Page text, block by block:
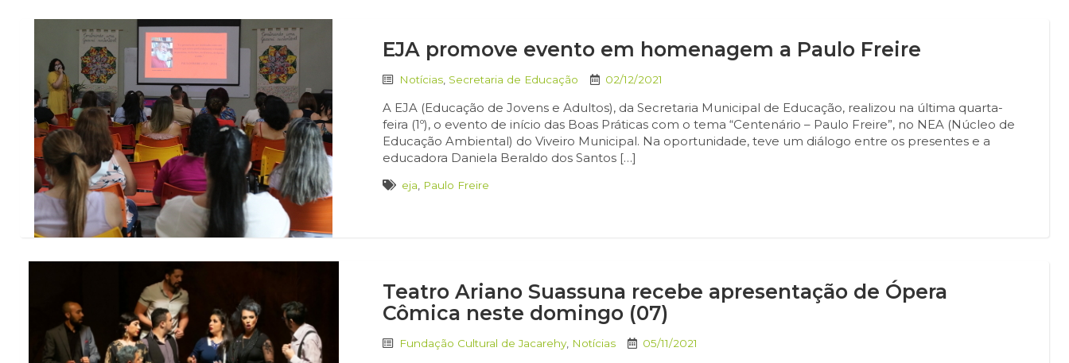
EJA promove evento em homenagem a Paulo Freire
Notícias Secretaria de Educação 02/12/2021
A EJA (Educação de Jovens e Adultos), da Secretaria Municipal de Educação, realizou na última quarta-
feira (1º), o evento de início das Boas Práticas com o tema “Centenário – Paulo Freire”, no NEA (Núcleo de
Educação Ambiental) do Viveiro Municipal. Na oportunidade, teve um diálogo entre os presentes e a
educadora Daniela Beraldo dos Santos […]
eja Paulo Freire
Teatro Ariano Suassuna recebe apresentação de Ópera
Cômica neste domingo (07)
Fundação Cultural de Jacarehy Notícias 05/11/2021